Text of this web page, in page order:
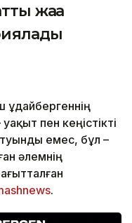
жаңа
пен кеңістікті
емес, бұл –
әлемнің
.